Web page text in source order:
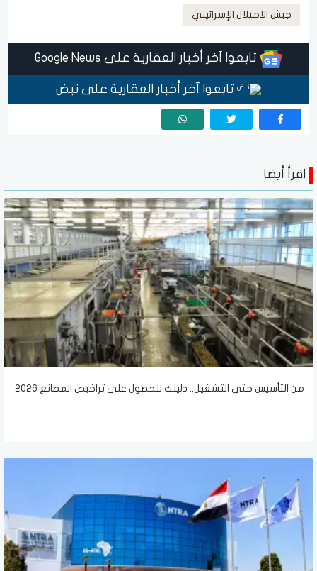
جيش الاحتلال الإسرائيلي
تابعوا آخر أخبار العقارية على Google News
تابعوا آخر أخبار العقارية على نبض
اقرأ أيضا
من التأسيس حتى التشغيل.. دليلك للحصول على تراخيص المصانع 2026